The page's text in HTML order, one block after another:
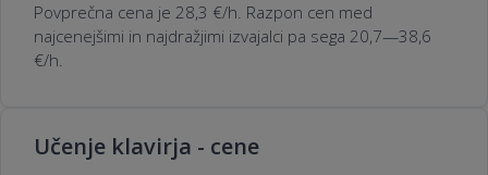
Povprečna cena je 28,3 €/h. Razpon cen med
najcenejšimi in najdražjimi izvajalci pa sega 20,7—38,6
€/h.
Učenje klavirja - cene